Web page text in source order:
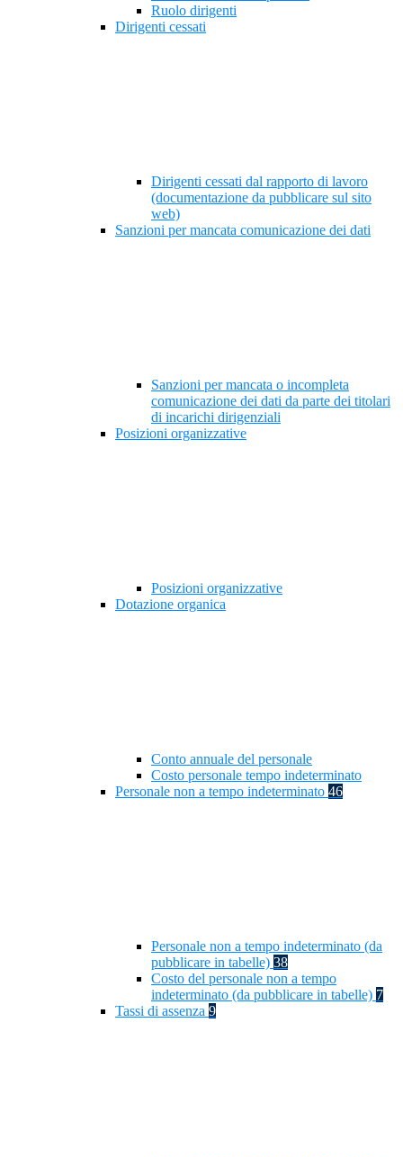
Ruolo dirigenti
Dirigenti cessati
Dirigenti cessati dal rapporto di lavoro
(documentazione da pubblicare sul sito
web)
Sanzioni per mancata comunicazione dei dati
Sanzioni per mancata o incompleta
comunicazione dei dati da parte dei titolari
di incarichi dirigenziali
Posizioni organizzative
Posizioni organizzative
Dotazione organica
Conto annuale del personale
Costo personale tempo indeterminato
Personale non a tempo indeterminato 46
Personale non a tempo indeterminato (da
pubblicare in tabelle) 38
Costo del personale non a tempo
indeterminato (da pubblicare in tabelle) 7
Tassi di assenza 9